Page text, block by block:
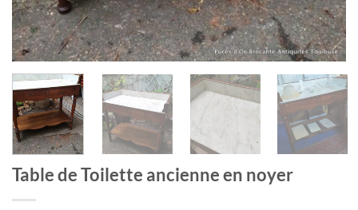
Table de Toilette ancienne en noyer